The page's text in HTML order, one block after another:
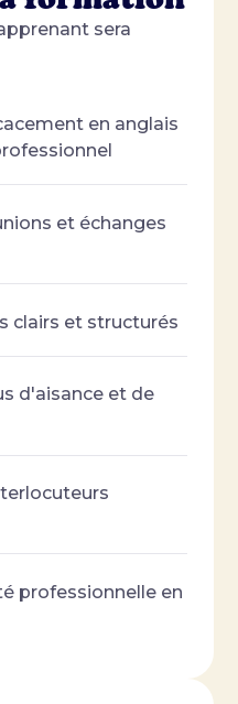
sera
en anglais
et échanges
clairs et structurés
d'aisance et de
professionnelle en